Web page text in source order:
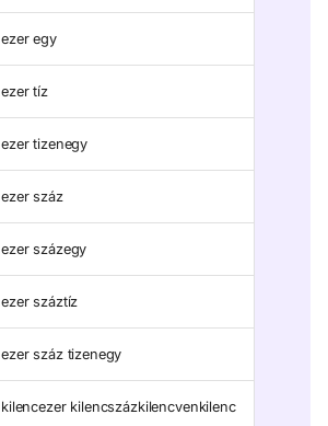
ezer egy
ezer tíz
ezer tizenegy
ezer száz
ezer százegy
ezer száztíz
ezer száz tizenegy
kilencezer kilencszázkilencvenkilenc